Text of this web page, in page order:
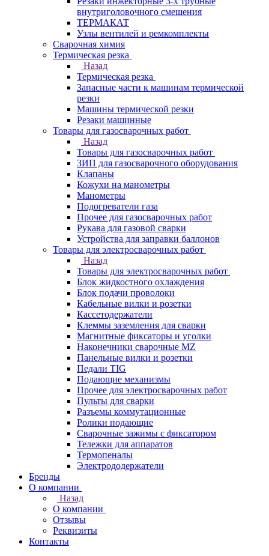
внутриголовочного смешения
ТЕРМАКАТ
Узлы вентилей и ремкомплекты
Сварочная химия
Термическая резка
Назад
Термическая резка
Запасные части к машинам термической
резки
Машины термической резки
Резаки машинные
Товары для газосварочных работ
Назад
Товары для газосварочных работ
ЗИП для газосварочного оборудования
Клапаны
Кожухи на манометры
Манометры
Подогреватели газа
Прочее для газосварочных работ
Рукава для газовой сварки
Устройства для заправки баллонов
Товары для электросварочных работ
Назад
Товары для электросварочных работ
Блок жидкостного охлаждения
Блок подачи проволоки
Кабельные вилки и розетки
Кассетодержатели
Клеммы заземления для сварки
Магнитные фиксаторы и уголки
Наконечники сварочные MZ
Панельные вилки и розетки
Педали TIG
Подающие механизмы
Прочее для электросварочных работ
Пульты для сварки
Разъемы коммутационные
Ролики подающие
Сварочные зажимы с фиксатором
Тележки для аппаратов
Термопеналы
Электрододержатели
Бренды
О компании
Назад
О компании
Отзывы
Реквизиты
Контакты